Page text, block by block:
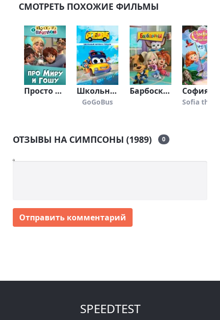
СМОТРЕТЬ ПОХОЖИЕ ФИЛЬМЫ
Просто о важном. Про Миру и Гошу (2019) Школьный автобус Гордон (2019)
GoGoBus
Барбоскины (2011)
ОТЗЫВЫ НА СИМПСОНЫ (1989) 0
Отправить комментарий
SPEEDTEST